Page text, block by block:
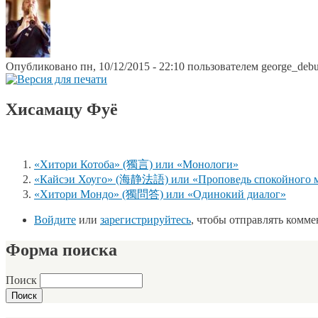
Опубликовано пн, 10/12/2015 - 22:10 пользователем
Хисамацу Фуё
«Хитори Котоба» (獨言) или «Монологи»
«Кайсэи Хоуго» (海静法語) или «Проповедь спокойного
«Хитори Мондо» (獨問答) или «Одинокий диалог»
Войдите или зарегистрируйтесь, чтобы отправлять
Форма поиска
Поиск